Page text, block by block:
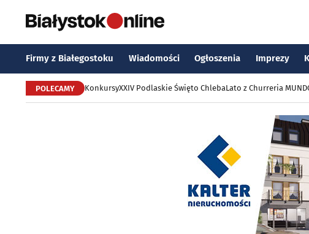
Firmy z Białegostoku Wiadomości Ogłoszenia Imprezy
POLECAMY KonkursyXXIV Podlaskie Święto ChlebaLato z Churreria